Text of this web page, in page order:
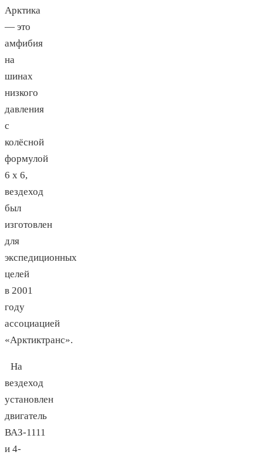
Арктика
— это
амфибия
на
шинах
низкого
давления
с
колёсной
формулой
6 х 6,
вездеход
был
изготовлен
для
экспедиционных
целей
в 2001
году
ассоциацией
«Арктиктранс».
На
вездеход
установлен
двигатель
ВАЗ-1111
и 4-